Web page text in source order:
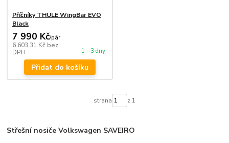
Příčníky THULE WingBar EVO
Black
7 990 Kč/pár
6 603,31 Kč bez
DPH
1 - 3 dny
Přidat do košíku
strana z 1
Střešní nosiče Volkswagen SAVEIRO